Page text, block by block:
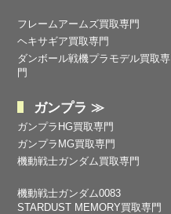
フレームアームズ買取専門
ヘキサギア買取専門
ダンボール戦機プラモデル買取専
門
ガンプラ ≫
ガンプラHG買取専門
ガンプラMG買取専門
機動戦士ガンダム買取専門
機動戦士ガンダム0083
STARDUST MEMORY買取専門